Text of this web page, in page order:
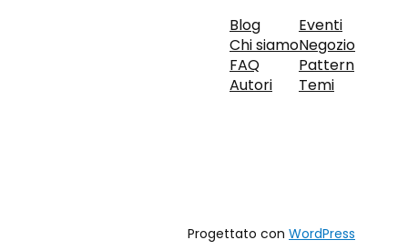
Blog
Chi siamo
FAQ
Autori
Eventi
Negozio
Pattern
Temi
Progettato con WordPress